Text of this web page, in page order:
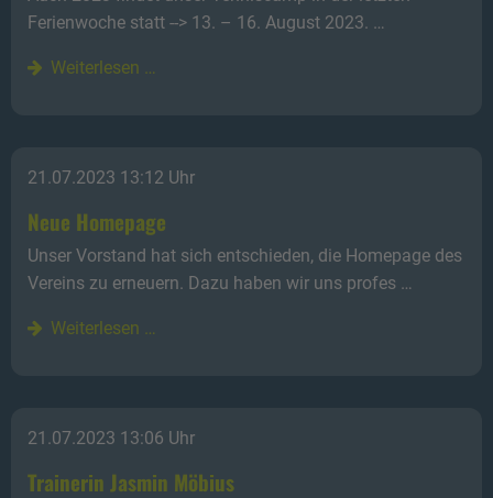
Ferienwoche statt --> 13. – 16. August 2023. …
Weiterlesen …
21.07.2023 13:12 Uhr
Neue Homepage
Unser Vorstand hat sich entschieden, die Homepage des
Vereins zu erneuern. Dazu haben wir uns profes …
Weiterlesen …
21.07.2023 13:06 Uhr
Trainerin Jasmin Möbius